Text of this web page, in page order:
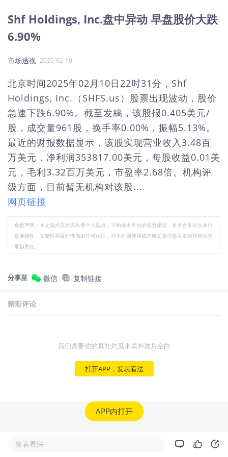
Shf Holdings, Inc.盘中异动 早盘股价大跌
6.90%
市场透视 2025-02-10
北京时间2025年02月10日22时31分，Shf
Holdings, Inc.（SHFS.us）股票出现波动，股价
急速下跌6.90%。截至发稿，该股报0.405美元/
股，成交量961股，换手率0.00%，振幅5.13%。
最近的财报数据显示，该股实现营业收入3.48百
万美元，净利润353817.00美元，每股收益0.01美
元，毛利3.32百万美元，市盈率2.68倍。机构评
级方面，目前暂无机构对该股...
网页链接
免责声明：本文观点仅代表作者个人观点，不构成本平台的投资建议，本平台不对文章信
息准确性、完整性和及时性做出任何保证，亦不对因使用或信赖文章信息引发的任何损失
承担责任。
分享至 微信 复制链接
精彩评论
我们需要你的真知灼见来填补这片空白
打开APP，发表看法
APP内打开
发表看法